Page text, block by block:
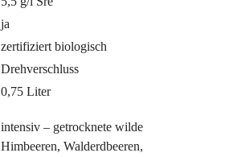
ja
zertifiziert biologisch
Drehverschluss
0,75 Liter
intensiv – getrocknete wilde
Himbeeren, Walderdbeeren,